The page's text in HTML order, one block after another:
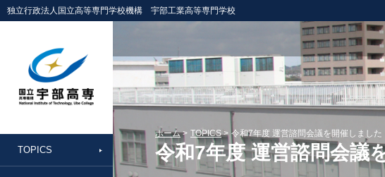
独立行政法人国立高等専門学校機構 宇部工業高等専門学校
TOPICS
ホーム TOPICS 令和7年度 運営諮問会議を開催しました
令和7年度 運営諮問会議